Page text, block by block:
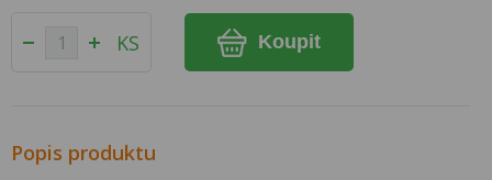
KS Koupit
Popis produktu